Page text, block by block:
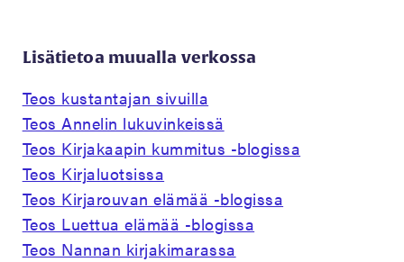
Lisätietoa muualla verkossa
Teos kustantajan sivuilla
Teos Annelin lukuvinkeissä
Teos Kirjakaapin kummitus -blogissa
Teos Kirjaluotsissa
Teos Kirjarouvan elämää -blogissa
Teos Luettua elämää -blogissa
Teos Nannan kirjakimarassa